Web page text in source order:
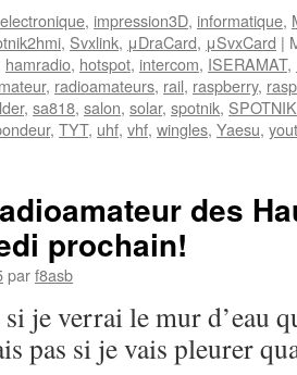
electronique, impression3D, informatique,
, Svxlink, μDraCard, μSvxCard |
hamradio, hotspot, intercom, ISERAMAT,
, radioamateurs, rail, raspberry,
, sa818, salon, solar, spotnik,
, TYT, uhf, vhf, wingles, Yaesu,
des
prochain!
parf8asb
si je verrai le mur d’eau
pas si je vais pleurer